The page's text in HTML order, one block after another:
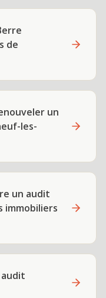
de
un
les-
un audit
immobiliers